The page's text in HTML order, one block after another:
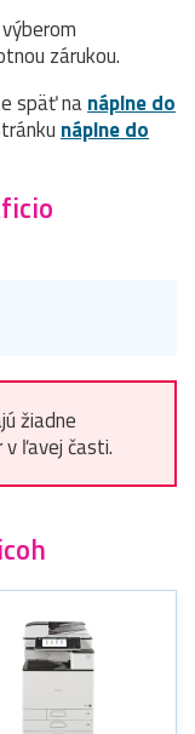
výberom
zárukou.
späť nanáplne do
náplne do
žiadne
ľavej časti.